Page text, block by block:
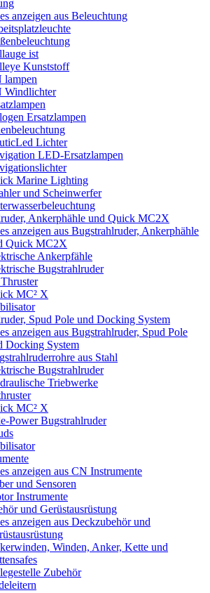
anzeigen aus Beleuchtung
ist
Kunststoff
lampen
Windlichter
Ersatzlampen
Lichter
LED-Ersatzlampen
Marine Lighting
und Scheinwerfer
Ankerphähle und Quick MC2X
anzeigen aus Bugstrahlruder, Ankerphähle
Quick MC2X
Ankerpfähle
Bugstrahlruder
MC² X
Spud Pole und Docking System
anzeigen aus Bugstrahlruder, Spud Pole
Docking System
aus Stahl
Bugstrahlruder
Triebwerke
MC² X
Power Bugstrahlruder
anzeigen aus CN Instrumente
und Sensoren
Instrumente
und Gerüstausrüstung
anzeigen aus Deckzubehör und
Winden, Anker, Kette und
Zubehör